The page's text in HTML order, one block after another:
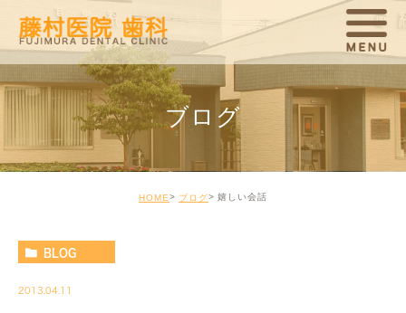
ブログ
HOME ブログ 嬉しい会話
BLOG
2013.04.11